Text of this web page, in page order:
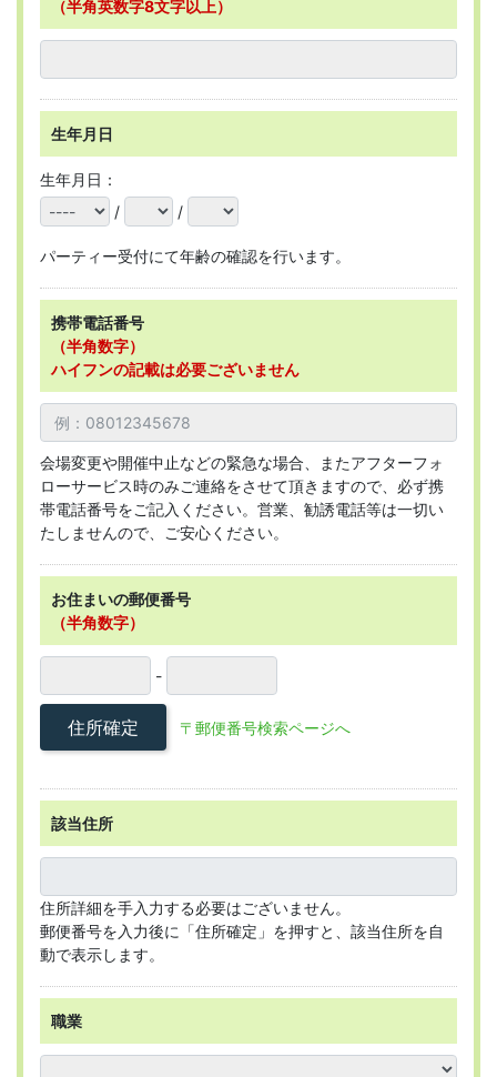
（半角英数字8文字以上）
生年月日
生年月日：
/
/
パーティー受付にて年齢の確認を行います。
携帯電話番号
（半角数字）
ハイフンの記載は必要ございません
会場変更や開催中止などの緊急な場合、またアフターフォ
ローサービス時のみご連絡をさせて頂きますので、必ず携
帯電話番号をご記入ください。営業、勧誘電話等は一切い
たしませんので、ご安心ください。
お住まいの郵便番号
（半角数字）
-
住所確定 〒郵便番号検索ページへ
該当住所
住所詳細を手入力する必要はございません。
郵便番号を入力後に「住所確定」を押すと、該当住所を自
動で表示します。
職業